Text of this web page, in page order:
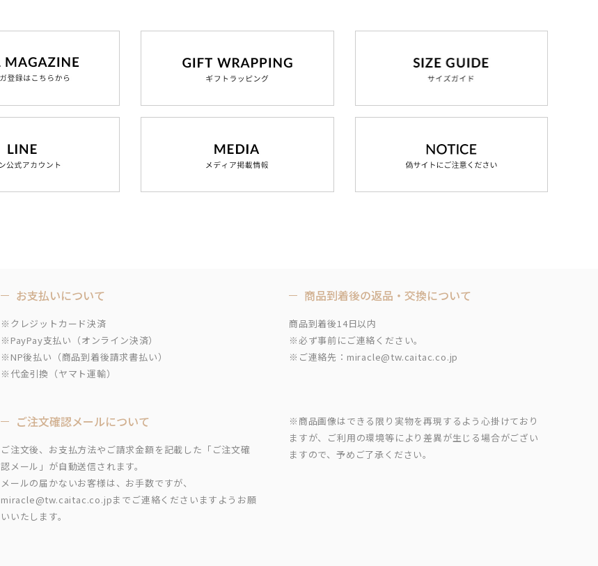
お支払いについて
※クレジットカード決済
※PayPay支払い（オンライン決済）
※NP後払い（商品到着後請求書払い）
※代金引換（ヤマト運輸）
商品到着後の返品・交換について
商品到着後14日以内
※必ず事前にご連絡ください。
※ご連絡先：miracle@tw.caitac.co.jp
ご注文確認メールについて
ご注文後、お支払方法やご請求金額を記載した「ご注文確
認メール」が自動送信されます。
メールの届かないお客様は、お手数ですが、
miracle@tw.caitac.co.jpまでご連絡くださいますようお願
いいたします。
※商品画像はできる限り実物を再現するよう心掛けており
ますが、ご利用の環境等により差異が生じる場合がござい
ますので、予めご了承ください。